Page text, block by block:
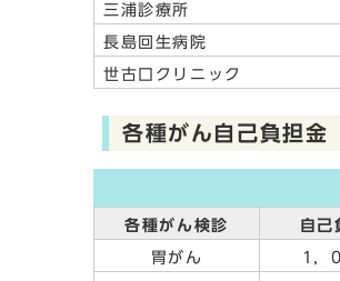
三浦診療所
長島回生病院
世古口クリニック
各種がん自己負担金
各種がん検診 自己
胃がん 1，